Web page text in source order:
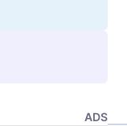
ADS